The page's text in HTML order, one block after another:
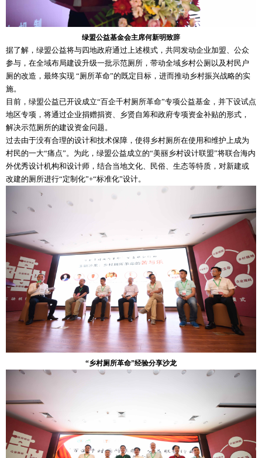
绿盟公益基金会主席何新明致辞
据了解，绿盟公益将与四地政府通过上述模式，共同发动企业加盟、公众
参与，在全域布局建设升级一批示范厕所，带动全域乡村公厕以及村民户
厕的改造，最终实现 “厕所革命”的既定目标，进而推动乡村振兴战略的实
施。
目前，绿盟公益已开设成立“百企千村厕所革命”专项公益基金，并下设试点
地区专项，将通过企业捐赠捐资、乡贤自筹和政府专项资金补贴的形式，
解决示范厕所的建设资金问题。
过去由于没有合理的设计和技术保障，使得乡村厕所在使用和维护上成为
村民的一大“痛点”。为此，绿盟公益成立的“美丽乡村设计联盟”将联合海内
外优秀设计机构和设计师，结合当地文化、民俗、生态等特质，对新建或
改建的厕所进行“定制化”+“标准化”设计。
“乡村厕所革命”经验分享沙龙